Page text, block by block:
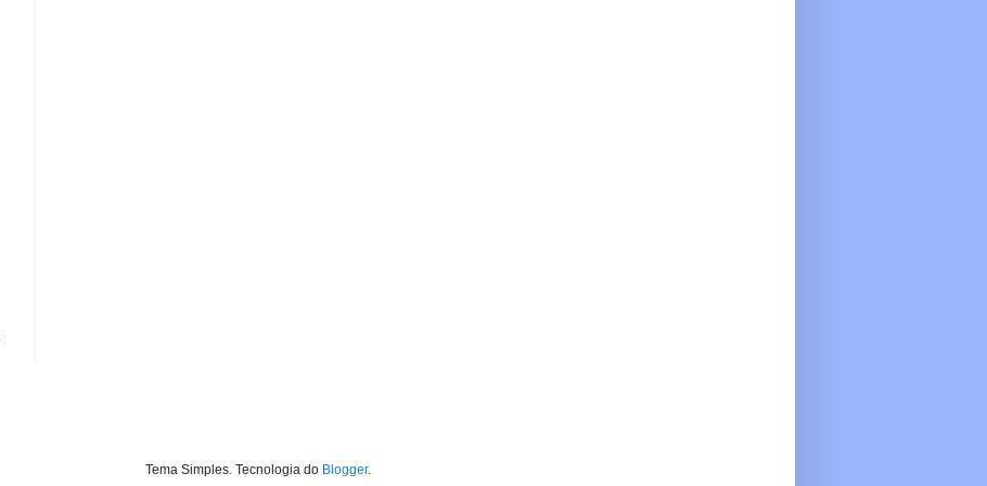
Tema Simples. Tecnologia do Blogger.